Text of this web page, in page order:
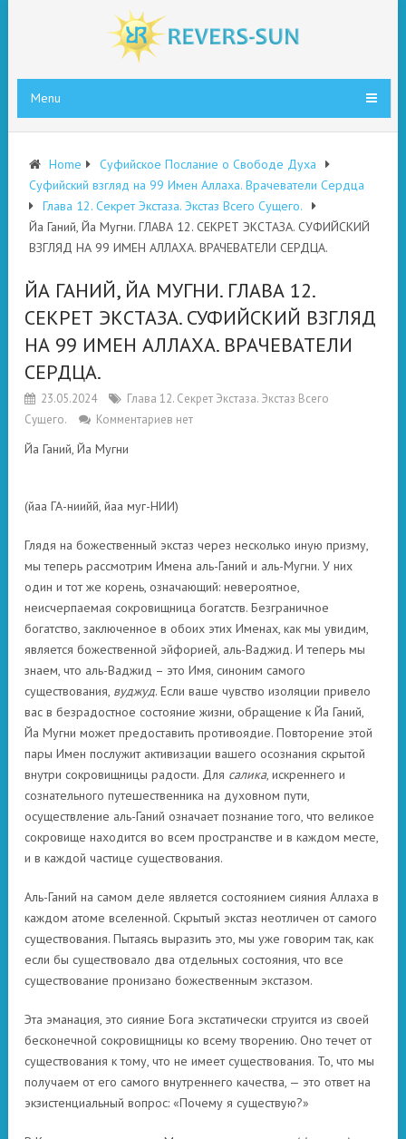
Menu
Home
Суфийское Послание о Свободе Духа
Суфийский взгляд на 99 Имен Аллаха. Врачеватели Сердца
Глава 12. Секрет Экстаза. Экстаз Всего Сущего.
Йа Ганий, Йа Мугни. ГЛАВА 12. СЕКРЕТ ЭКСТАЗА. СУФИЙСКИЙ
ВЗГЛЯД НА 99 ИМЕН АЛЛАХА. ВРАЧЕВАТЕЛИ СЕРДЦА.
ЙА ГАНИЙ, ЙА МУГНИ. ГЛАВА 12.
СЕКРЕТ ЭКСТАЗА. СУФИЙСКИЙ ВЗГЛЯД
НА 99 ИМЕН АЛЛАХА. ВРАЧЕВАТЕЛИ
СЕРДЦА.
23.05.2024
Глава 12. Секрет Экстаза. Экстаз Всего
Сущего.
Комментариев нет
Йа Ганий, Йа Мугни
(йаа ГА-ниийй, йаа муг-НИИ)
Глядя на божественный экстаз через несколько иную призму,
мы теперь рассмотрим Имена аль-Ганий и аль-Мугни. У них
один и тот же корень, означающий: невероятное,
неисчерпаемая сокровищница богатств. Безграничное
богатство, заключенное в обоих этих Именах, как мы увидим,
является божественной эйфорией, аль-Ваджид. И теперь мы
знаем, что аль-Ваджид – это Имя, синоним самого
существования, вуджуд. Если ваше чувство изоляции привело
вас в безрадостное состояние жизни, обращение к Йа Ганий,
Йа Мугни может предоставить противоядие. Повторение этой
пары Имен послужит активизации вашего осознания скрытой
внутри сокровищницы радости. Для салика, искреннего и
сознательного путешественника на духовном пути,
осуществление аль-Ганий означает познание того, что великое
сокровище находится во всем пространстве и в каждом месте,
и в каждой частице существования.
Аль-Ганий на самом деле является состоянием сияния Аллаха в
каждом атоме вселенной. Скрытый экстаз неотличен от самого
существования. Пытаясь выразить это, мы уже говорим так, как
если бы существовало два отдельных состояния, что все
существование пронизано божественным экстазом.
Эта эманация, это сияние Бога экстатически струится из своей
бесконечной сокровищницы ко всему творению. Оно течет от
существования к тому, что не имеет существования. То, что мы
получаем от его самого внутреннего качества, — это ответ на
экзистенциальный вопрос: «Почему я существую?»